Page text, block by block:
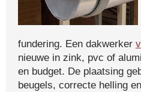
fundering. Een dakwerker
nieuwe in zink, pvc of
en budget. De plaatsing
beugels, correcte helling